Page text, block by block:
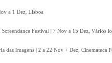
a 1 Dez, Lisboa
Festival | 7 Nov a 15 Dez, Vários
das Imagens | 2 a 22 Nov + Dez, Cinemateca